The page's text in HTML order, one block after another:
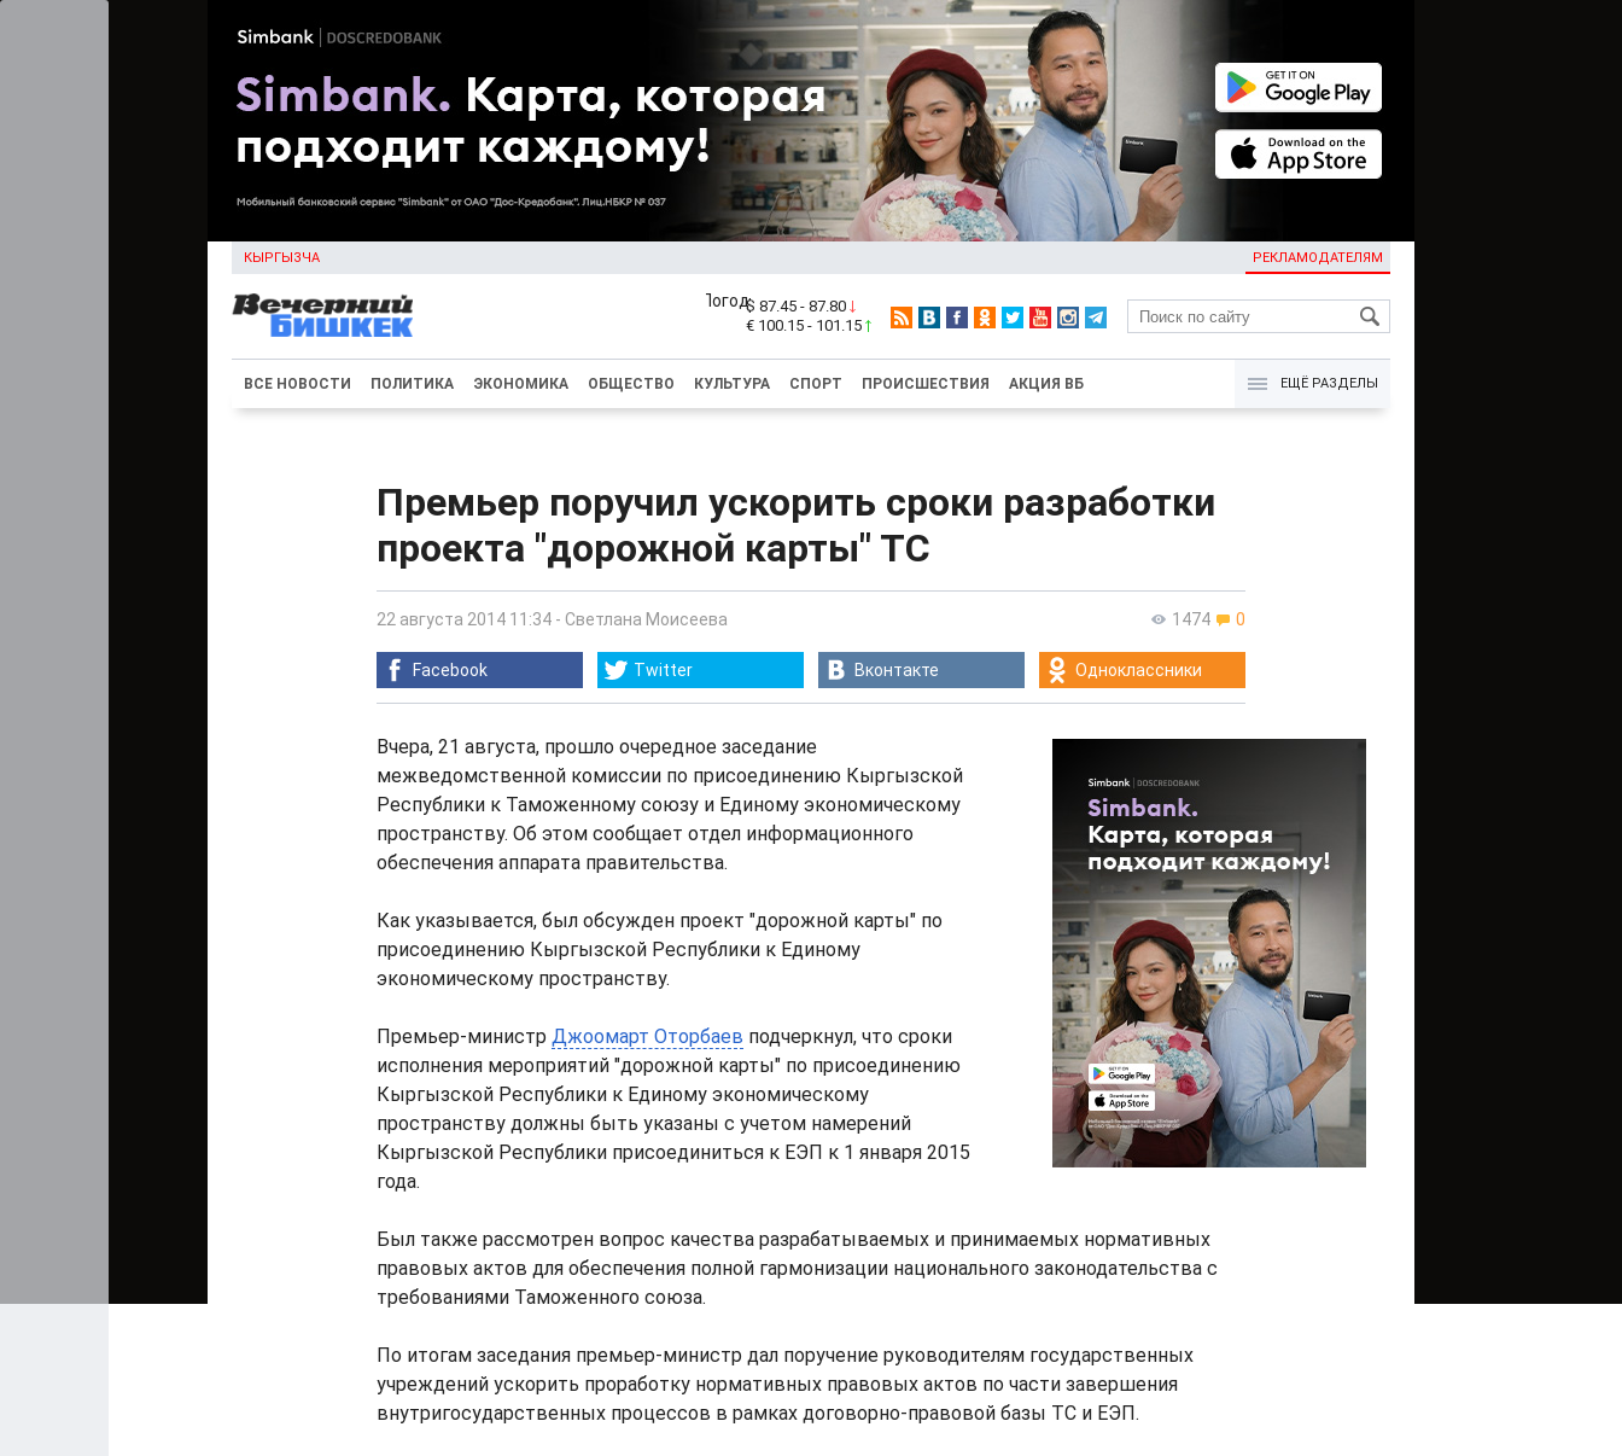
КЫРГЫЗЧА РЕКЛАМОДАТЕЛЯМ
KG
$ 87.45 - 87.80
€ 100.15 - 101.15
ВСЕ НОВОСТИ ПОЛИТИКА ЭКОНОМИКА ОБЩЕСТВО КУЛЬТУРА СПОРТ ПРОИСШЕСТВИЯ АКЦИЯ ВБ ЕЩЁ РАЗДЕЛЫ
Премьер поручил ускорить сроки разработки
проекта "дорожной карты" ТС
1474 0
22 августа 2014 11:34 - Светлана Моисеева
Facebook Twitter Вконтакте Одноклассники
Вчера, 21 августа, прошло очередное заседание
межведомственной комиссии по присоединению Кыргызской
Республики к Таможенному союзу и Единому экономическому
пространству. Об этом сообщает отдел информационного
обеспечения аппарата правительства.
Как указывается, был обсужден проект "дорожной карты" по
присоединению Кыргызской Республики к Единому
экономическому пространству.
Премьер-министр Джоомарт Оторбаев подчеркнул, что сроки
исполнения мероприятий "дорожной карты" по присоединению
Кыргызской Республики к Единому экономическому
пространству должны быть указаны с учетом намерений
Кыргызской Республики присоединиться к ЕЭП к 1 января 2015
года.
Был также рассмотрен вопрос качества разрабатываемых и принимаемых нормативных
правовых актов для обеспечения полной гармонизации национального законодательства с
требованиями Таможенного союза.
По итогам заседания премьер-министр дал поручение руководителям государственных
учреждений ускорить проработку нормативных правовых актов по части завершения
внутригосударственных процессов в рамках договорно-правовой базы ТС и ЕЭП.